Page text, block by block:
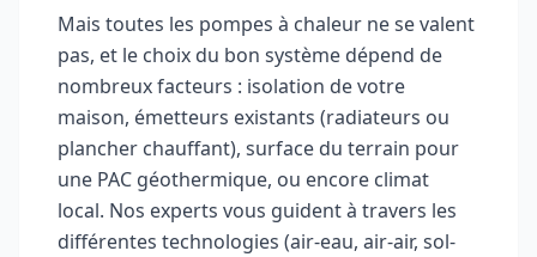
Mais toutes les pompes à chaleur ne se valent
pas, et le choix du bon système dépend de
nombreux facteurs : isolation de votre
maison, émetteurs existants (radiateurs ou
plancher chauffant), surface du terrain pour
une PAC géothermique, ou encore climat
local. Nos experts vous guident à travers les
différentes technologies (air-eau, air-air, sol-